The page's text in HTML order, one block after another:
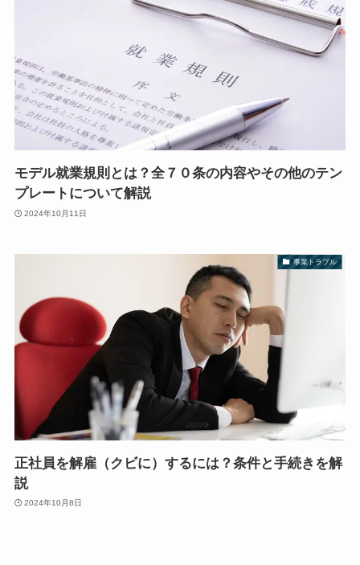
モデル就業規則とは？全７０条の内容やその他のテン
プレートについて解説
2024年10月11日
事業トラブル
正社員を解雇（クビに）するには？条件と手続きを解
説
2024年10月8日